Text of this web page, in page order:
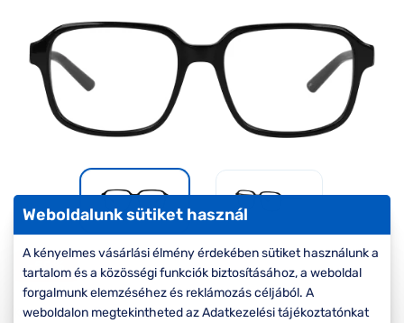
minden
szemüvegekre
Seen Belépőár
ajánlat
-50%
Korábbi ár: 22.000 Ft
Weboldalunk sütiket használ
A kényelmes vásárlási élmény érdekében sütiket használunk a
tartalom és a közösségi funkciók biztosításához, a weboldal
forgalmunk elemzéséhez és reklámozás céljából. A
weboldalon megtekintheted az Adatkezelési tájékoztatónkat